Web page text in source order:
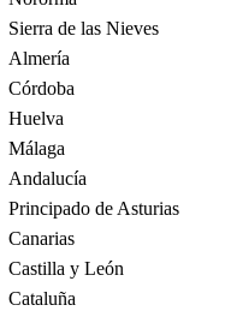
Sierra de las Nieves
Almería
Córdoba
Huelva
Málaga
Andalucía
Principado de Asturias
Canarias
Castilla y León
Cataluña